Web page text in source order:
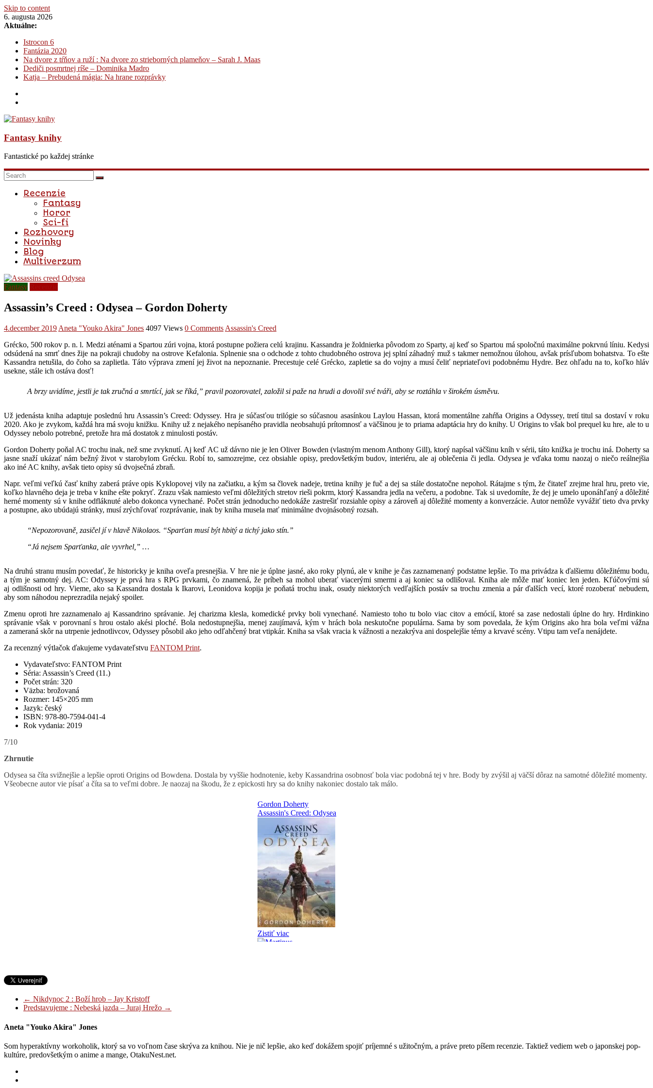
Skip to content
6. augusta 2026
Aktuálne:
Istrocon 6
Fantázia 2020
Na dvore z tŕňov a ruží : Na dvore zo strieborných plameňov – Sarah J. Maas
Dediči posmrtnej ríše – Dominika Madro
Katja – Prebudená mágia: Na hrane rozprávky
Fantasy knihy
Fantastické po každej stránke
Recenzie
Fantasy
Horor
Sci-fi
Rozhovory
Novinky
Blog
Multiverzum
Fantasy
Assassin’s Creed : Odysea – Gordon Doherty
4.december 2019 Aneta "Youko Akira" Jones 4097 Views 0 Comments Assassin's Creed
Grécko, 500 rokov p. n. l. Medzi aténami a Spartou zúri vojna, ktorá postupne požiera celú krajinu. Kassandra je žoldnierka pôvodom zo Sparty, aj keď so Spartou má spoločnú maximálne pokrvnú líniu. Kedysi
odsúdená na smrť dnes žije na pokraji chudoby na ostrove Kefalonia. Splnenie sna o odchode z tohto chudobného ostrova jej splní záhadný muž s takmer nemožnou úlohou, avšak prísľubom bohatstva. To ešte
Kassandra netušila, do čoho sa zaplietla. Táto výprava zmení jej život na nepoznanie. Precestuje celé Grécko, zapletie sa do vojny a musí čeliť nepriateľovi podobnému Hydre. Bez ohľadu na to, koľko hláv
usekne, stále ich ostáva dosť!
A brzy uvidíme, jestli je tak zručná a smrtící, jak se říká,” pravil pozorovatel, založil si paže na hrudi a dovolil své tváři, aby se roztáhla v širokém úsměvu.
Už jedenásta kniha adaptuje poslednú hru Assassin’s Creed: Odyssey. Hra je súčasťou trilógie so súčasnou asasínkou Laylou Hassan, ktorá momentálne zahŕňa Origins a Odyssey, tretí titul sa dostaví v roku
2020. Ako je zvykom, každá hra má svoju knižku. Knihy už z nejakého nepísaného pravidla neobsahujú prítomnosť a väčšinou je to priama adaptácia hry do knihy. U Origins to však bol prequel ku hre, ale to u
Odyssey nebolo potrebné, pretože hra má dostatok z minulosti postáv.
Gordon Doherty poňal AC trochu inak, než sme zvyknutí. Aj keď AC už dávno nie je len Oliver Bowden (vlastným menom Anthony Gill), ktorý napísal väčšinu kníh v sérii, táto knižka je trochu iná. Doherty sa
jasne snaží ukázať nám bežný život v starobylom Grécku. Robí to, samozrejme, cez obsiahle opisy, predovšetkým budov, interiéru, ale aj oblečenia či jedla. Odysea je vďaka tomu naozaj o niečo reálnejšia
ako iné AC knihy, avšak tieto opisy sú dvojsečná zbraň.
Napr. veľmi veľkú časť knihy zaberá práve opis Kyklopovej vily na začiatku, a kým sa človek nadeje, tretina knihy je fuč a dej sa stále dostatočne nepohol. Rátajme s tým, že čitateľ zrejme hral hru, preto vie,
koľko hlavného deja je treba v knihe ešte pokryť. Zrazu však namiesto veľmi dôležitých stretov rieši pokrm, ktorý Kassandra jedla na večeru, a podobne. Tak si uvedomíte, že dej je umelo uponáhľaný a dôležité
herné momenty sú v knihe odfláknuté alebo dokonca vynechané. Počet strán jednoducho nedokáže zastrešiť rozsiahle opisy a zároveň aj dôležité momenty a konverzácie. Autor nemôže vyvážiť tieto dva prvky
a postupne, ako ubúdajú stránky, musí zrýchľovať rozprávanie, inak by kniha musela mať minimálne dvojnásobný rozsah.
“Nepozorovaně, zasičel jí v hlavě Nikolaos. “Sparťan musí být hbitý a tichý jako stín.”
“Já nejsem Sparťanka, ale vyvrhel,” …
Na druhú stranu musím povedať, že historicky je kniha oveľa presnejšia. V hre nie je úplne jasné, ako roky plynú, ale v knihe je čas zaznamenaný podstatne lepšie. To ma privádza k ďalšiemu dôležitému bodu,
a tým je samotný dej. AC: Odyssey je prvá hra s RPG prvkami, čo znamená, že príbeh sa mohol uberať viacerými smermi a aj koniec sa odlišoval. Kniha ale môže mať koniec len jeden. Kľúčovými sú
aj odlišnosti od hry. Vieme, ako sa Kassandra dostala k Ikarovi, Leonidova kopija je poňatá trochu inak, osudy niektorých vedľajších postáv sa trochu zmenia a pár ďalších vecí, ktoré rozoberať nebudem,
aby som náhodou neprezradila nejaký spoiler.
Zmenu oproti hre zaznamenalo aj Kassandrino správanie. Jej charizma klesla, komedické prvky boli vynechané. Namiesto toho tu bolo viac citov a emócií, ktoré sa zase nedostali úplne do hry. Hrdinkino
správanie však v porovnaní s hrou ostalo akési ploché. Bola nedostupnejšia, menej zaujímavá, kým v hrách bola neskutočne populárna. Sama by som povedala, že kým Origins ako hra bola veľmi vážna
a zameraná skôr na utrpenie jednotlivcov, Odyssey pôsobil ako jeho odľahčený brat vtipkár. Kniha sa však vracia k vážnosti a nezakrýva ani dospelejšie témy a krvavé scény. Vtipu tam veľa nenájdete.
Za recenzný výtlačok ďakujeme vydavateľstvu FANTOM Print.
Vydavateľstvo: FANTOM Print
Séria: Assassin’s Creed (11.)
Počet strán: 320
Väzba: brožovaná
Rozmer: 145×205 mm
Jazyk: český
ISBN: 978-80-7594-041-4
Rok vydania: 2019
7/10
Zhrnutie
Odysea sa číta svižnejšie a lepšie oproti Origins od Bowdena. Dostala by vyššie hodnotenie, keby Kassandrina osobnosť bola viac podobná tej v hre. Body by zvýšil aj väčší dôraz na samotné dôležité momenty.
Všeobecne autor vie písať a číta sa to veľmi dobre. Je naozaj na škodu, že z epickosti hry sa do knihy nakoniec dostalo tak málo.
← Nikdynoc 2 : Boží hrob – Jay Kristoff
Predstavujeme : Nebeská jazda – Juraj Hrežo →
Aneta "Youko Akira" Jones
Som hyperaktívny workoholik, ktorý sa vo voľnom čase skrýva za knihou. Nie je nič lepšie, ako keď dokážem spojiť príjemné s užitočným, a práve preto píšem recenzie. Taktiež vediem web o japonskej pop-
kultúre, predovšetkým o anime a mange, OtakuNest.net.